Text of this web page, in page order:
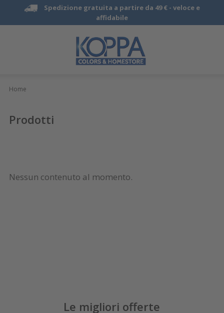
Spedizione gratuita a partire da 49 € - veloce e
affidabile
Home
Prodotti
Nessun contenuto al momento.
Le migliori offerte